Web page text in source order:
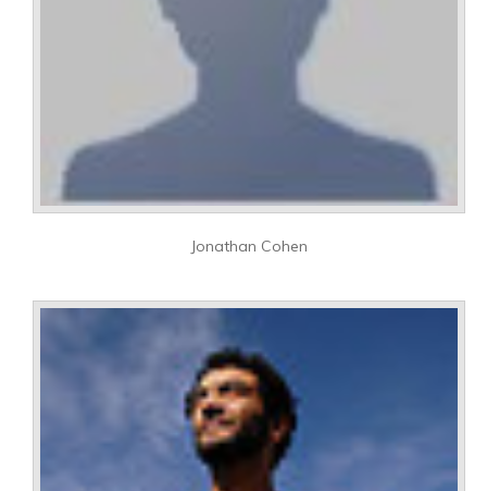
Jonathan Cohen